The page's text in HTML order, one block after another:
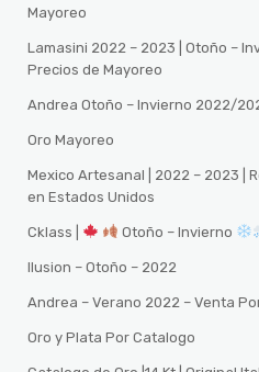
Mayoreo
Lamasini 2022 – 2023 | Otoño –
Precios de Mayoreo
Andrea Otoño – Invierno 2022/
Oro Mayoreo
Mexico Artesanal | 2022 – 2023 |
en Estados Unidos
Cklass | Otoño – Invierno
Ilusion – Otoño – 2022
Andrea – Verano 2022 – Venta
Oro y Plata Por Catalogo